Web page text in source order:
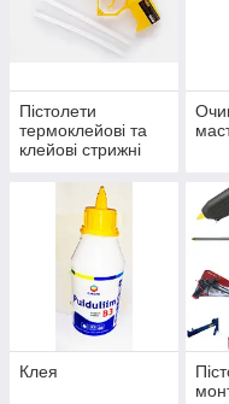
Пістолети
термоклейові та
клейові стрижні
Клея